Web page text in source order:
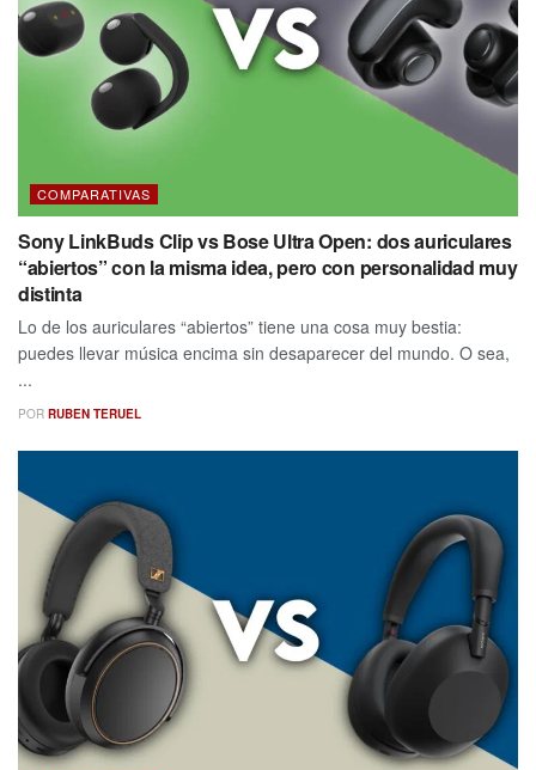
COMPARATIVAS
Sony LinkBuds Clip vs Bose Ultra Open: dos auriculares
“abiertos” con la misma idea, pero con personalidad muy
distinta
Lo de los auriculares “abiertos” tiene una cosa muy bestia:
puedes llevar música encima sin desaparecer del mundo. O sea,
...
POR RUBEN TERUEL